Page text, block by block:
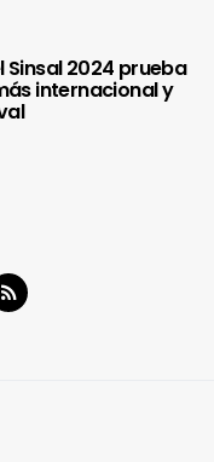
2024 prueba
internacional y